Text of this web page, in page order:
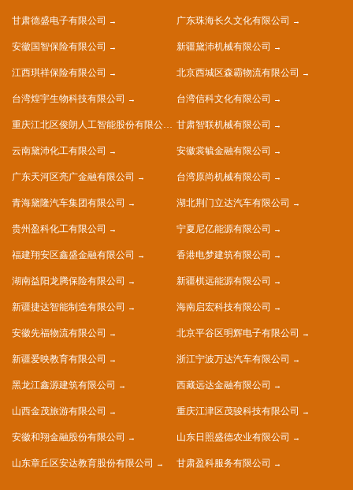
甘肃德盛电子有限公司 广东珠海长久文化有限公司
安徽国智保险有限公司 新疆黛沛机械有限公司
江西琪祥保险有限公司 北京西城区森霸物流有限公司
台湾煌宇生物科技有限公司 台湾信科文化有限公司
重庆江北区俊朗人工智能股份有限公司 甘肃智联机械有限公司
云南黛沛化工有限公司 安徽裳毓金融有限公司
广东天河区亮广金融有限公司 台湾原尚机械有限公司
青海黛隆汽车集团有限公司 湖北荆门立达汽车有限公司
贵州盈科化工有限公司 宁夏尼亿能源有限公司
福建翔安区鑫盛金融有限公司 香港电梦建筑有限公司
湖南益阳龙腾保险有限公司 新疆棋远能源有限公司
新疆捷达智能制造有限公司 海南启宏科技有限公司
安徽先福物流有限公司 北京平谷区明辉电子有限公司
新疆爱映教育有限公司 浙江宁波万达汽车有限公司
黑龙江鑫源建筑有限公司 西藏远达金融有限公司
山西金茂旅游有限公司 重庆江津区茂骏科技有限公司
安徽和翔金融股份有限公司 山东日照盛德农业有限公司
山东章丘区安达教育股份有限公司 甘肃盈科服务有限公司